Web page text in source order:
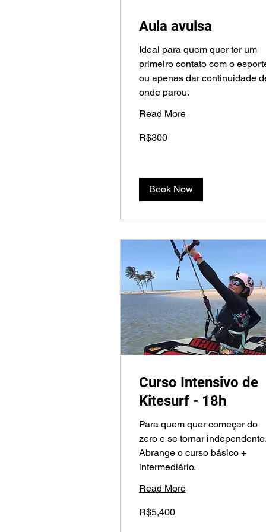
Aula avulsa
Ideal para quem quer ter um
primeiro contato com o
ou apenas dar continuidade
onde parou.
Read More
Brazilian
R$300
Book Now
Curso Intensivo de
Kitesurf - 18h
Para quem quer começar do
zero e se tornar independente.
Abrange o curso básico +
intermediário.
Read More
Brazilian
R$5,400